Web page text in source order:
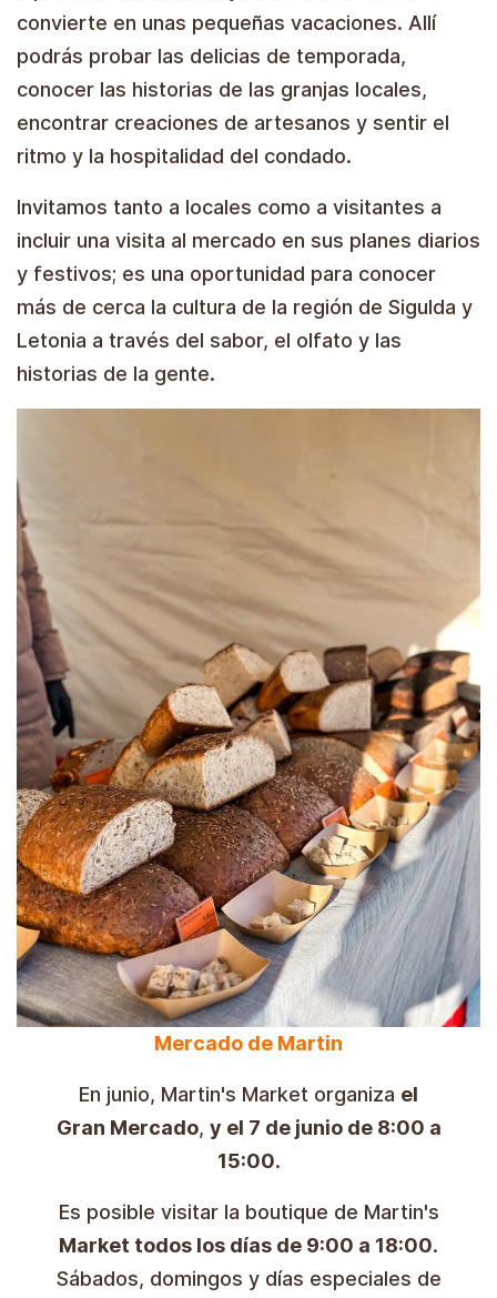
convierte en unas pequeñas vacaciones. Allí
podrás probar las delicias de temporada,
conocer las historias de las granjas locales,
encontrar creaciones de artesanos y sentir el
ritmo y la hospitalidad del condado.
Invitamos tanto a locales como a visitantes a
incluir una visita al mercado en sus planes diarios
y festivos; es una oportunidad para conocer
más de cerca la cultura de la región de Sigulda y
Letonia a través del sabor, el olfato y las
historias de la gente.
Mercado de Martin
En junio, Martin's Market organiza el
Gran Mercado, y el 7 de junio de 8:00 a
15:00.
Es posible visitar la boutique de Martin's
Market todos los días de 9:00 a 18:00.
Sábados, domingos y días especiales de